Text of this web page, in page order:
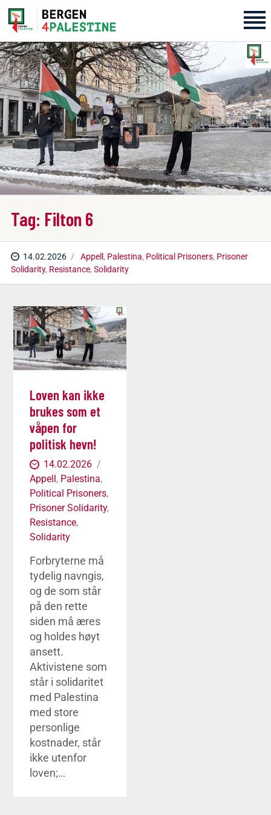
Tag: Filton 6
14.02.2026 Appell, Palestina, Political Prisoners, Prisoner
Solidarity, Resistance, Solidarity
Home
Aktiviteter
Bli med på laget!
Om oss
Loven kan ikke
brukes som et
våpen for
politisk hevn!
14.02.2026
Appell, Palestina,
Political Prisoners,
Prisoner Solidarity,
Resistance,
Solidarity
Forbryterne må
tydelig navngis,
og de som står
på den rette
siden må æres
og holdes høyt
ansett.
Aktivistene som
står i solidaritet
med Palestina
med store
personlige
kostnader, står
ikke utenfor
loven;…